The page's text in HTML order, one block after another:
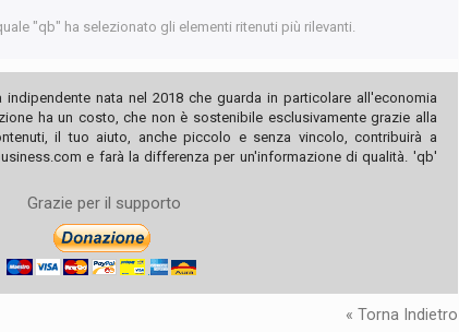
"qb" ha selezionato gli elementi ritenuti più rilevanti.
indipendente nata nel 2018 che guarda in particolare all'economia
ha un costo, che non è sostenibile esclusivamente grazie alla
il tuo aiuto, anche piccolo e senza vincolo, contribuirà a
e farà la differenza per un'informazione di qualità. 'qb'
Grazie per il supporto
« Torna Indietro